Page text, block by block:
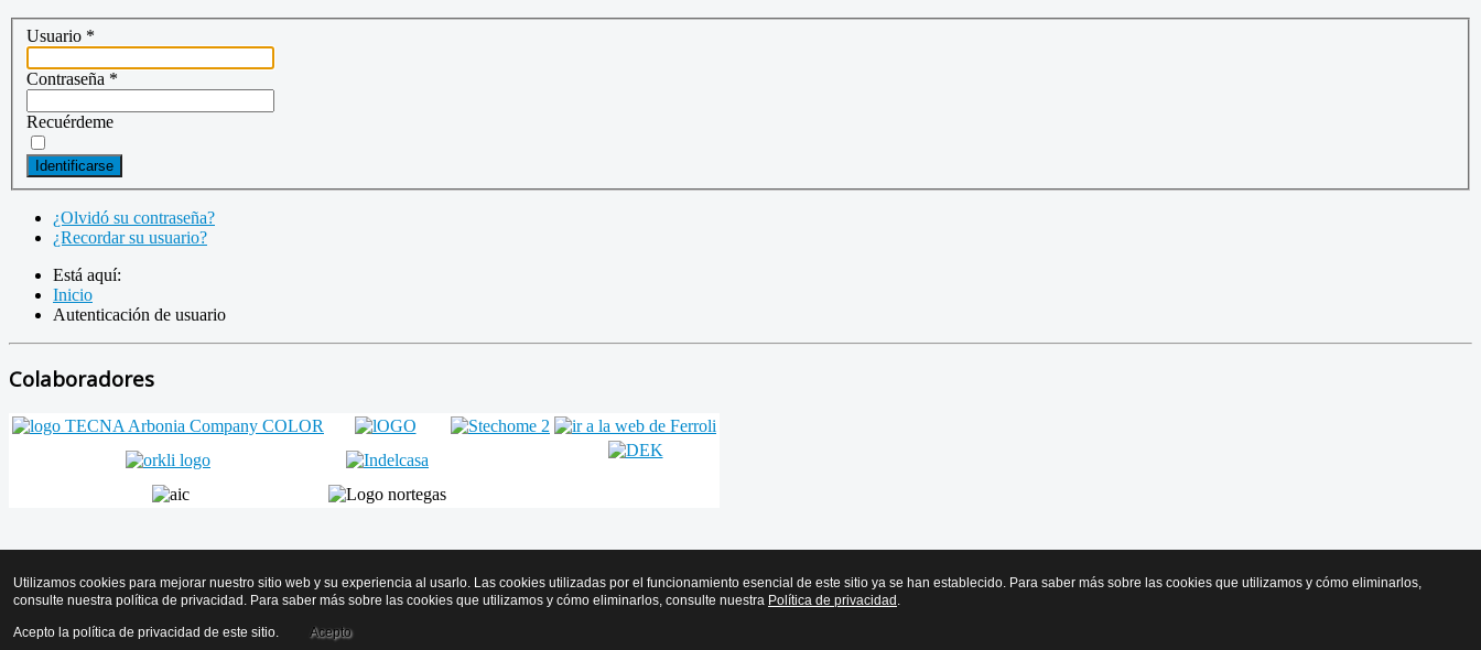
Usuario *
Contraseña *
Recuérdeme
Identificarse
¿Olvidó su contraseña?
¿Recordar su usuario?
Está aquí:
Inicio
Autenticación de usuario
Colaboradores
Volver arriba
© 2026 AMICYF - Asociación Mantenedores de Instalaciones de Calor y Frío de Euskadi
Utilizamos cookies para mejorar nuestro sitio web y su experiencia al usarlo. Las cookies utilizadas por el funcionamiento esencial de este sitio ya se han establecido. Para saber más sobre las cookies que utilizamos y cómo eliminarlos,
consulte nuestra política de privacidad. Para saber más sobre las cookies que utilizamos y cómo eliminarlos, consulte nuestra Política de privacidad .
Acepto la política de privacidad de este sitio. Acepto